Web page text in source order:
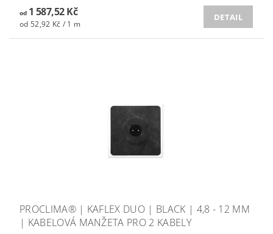
od1 587,52 Kč
od 52,92 Kč / 1 m
DETAIL
PROCLIMA® | KAFLEX DUO | BLACK | 4,8 - 12 MM
| KABELOVÁ MANŽETA PRO 2 KABELY